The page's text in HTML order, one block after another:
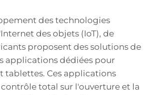
des technologies
des objets (IoT), de
proposent des solutions de
applications dédiées pour
tablettes. Ces applications
total sur l'ouverture et la